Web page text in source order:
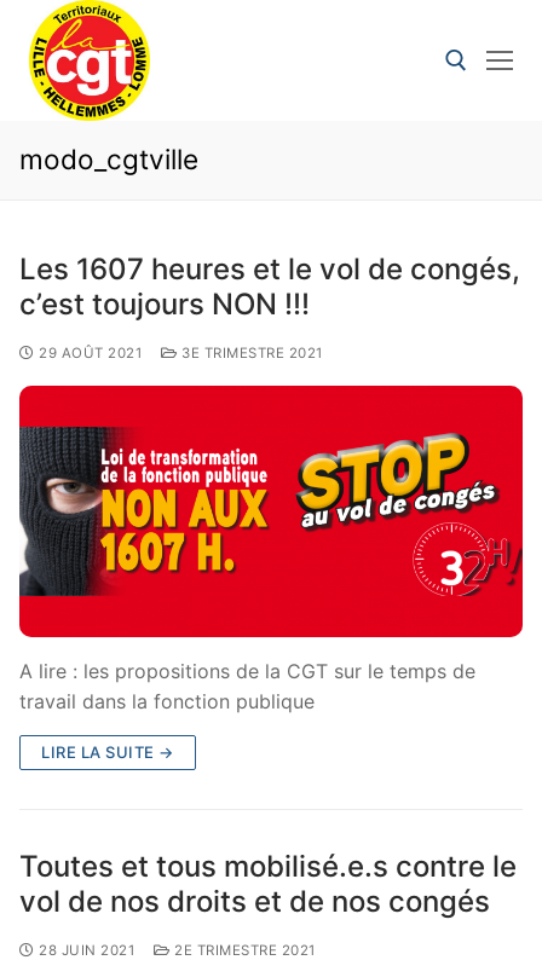
modo_cgtville
Les 1607 heures et le vol de congés,
c’est toujours NON !!!
29 AOÛT 2021 3E TRIMESTRE 2021
A lire : les propositions de la CGT sur le temps de
travail dans la fonction publique
LIRE LA SUITE →
Toutes et tous mobilisé.e.s contre le
vol de nos droits et de nos congés
28 JUIN 2021 2E TRIMESTRE 2021